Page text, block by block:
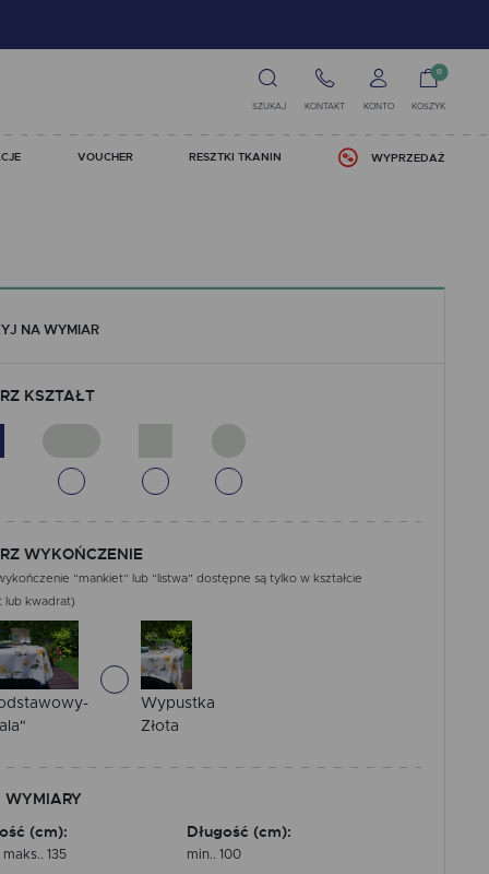
SZUKAJ KONTAKT KONTO
0
KOSZYK
VOUCHER RESZTKI TKANIN WYPRZEDAŻ
NA WYMIAR
KSZTAŁT
WYKOŃCZENIE
“mankiet” lub “listwa” dostępne są tylko w kształcie
lub kwadrat)
Wypustka
Złota
WYMIARY
(cm):
135
Długość (cm):
min.. 100